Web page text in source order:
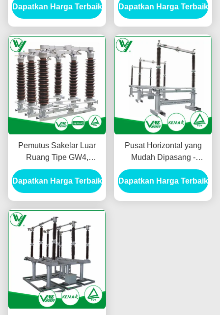
Tinggi Untuk Gardu Induk
GW37-126
Dapatkan Harga Terbaik
Substation GW5-126
Dapatkan Harga Terbaik
Pemutus Sakelar Luar
Ruang Tipe GW4,
Sakelar Isolasi Terpasang
Tiang Untuk Sistem AC
Dapatkan Harga Terbaik
Pusat Horizontal yang
Mudah Dipasang -
Pemutus Putus 252KV,
Bebas Perawatan
Sebenarnya
Dapatkan Harga Terbaik